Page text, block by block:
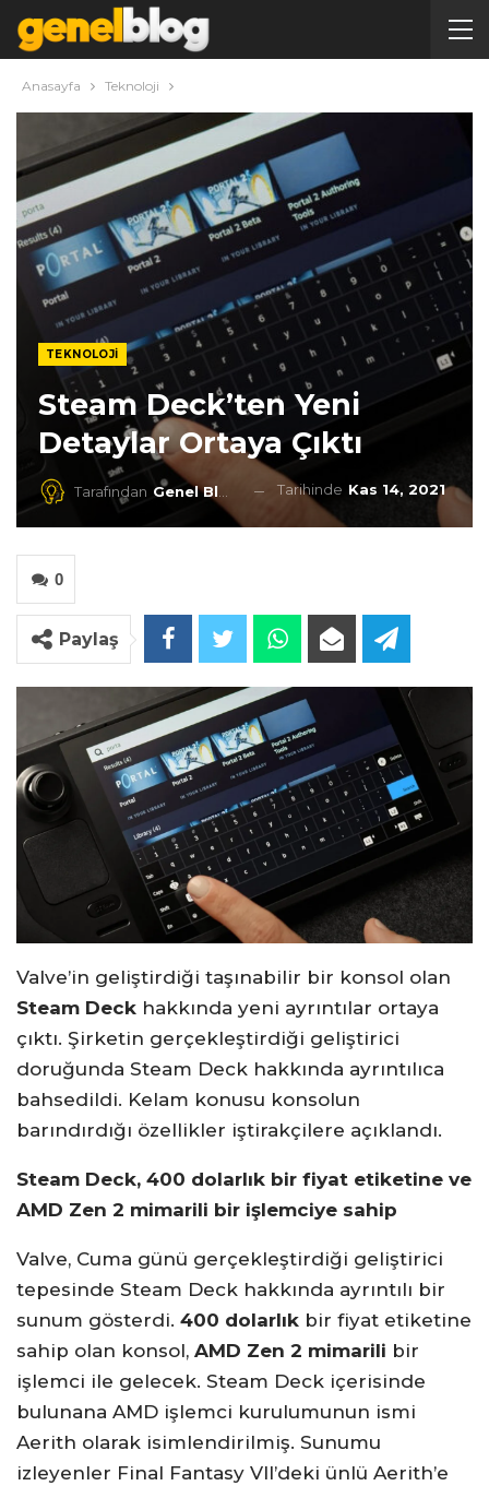
Anasayfa Teknoloji
TEKNOLOJI
Steam Deck’ten Yeni
Detaylar Ortaya Çıktı
Tarafından Genel Blog Tarihinde Kas 14, 2021
0
Paylaş
Valve’in geliştirdiği taşınabilir bir konsol olan
Steam Deck hakkında yeni ayrıntılar ortaya
çıktı. Şirketin gerçekleştirdiği geliştirici
doruğunda Steam Deck hakkında ayrıntılıca
bahsedildi. Kelam konusu konsolun
barındırdığı özellikler iştirakçilere açıklandı.
Steam Deck, 400 dolarlık bir fiyat etiketine ve
AMD Zen 2 mimarili bir işlemciye sahip
Valve, Cuma günü gerçekleştirdiği geliştirici
tepesinde Steam Deck hakkında ayrıntılı bir
sunum gösterdi. 400 dolarlık bir fiyat etiketine
sahip olan konsol, AMD Zen 2 mimarili bir
işlemci ile gelecek. Steam Deck içerisinde
bulunana AMD işlemci kurulumunun ismi
Aerith olarak isimlendirilmiş. Sunumu
izleyenler Final Fantasy VII’deki ünlü Aerith’e